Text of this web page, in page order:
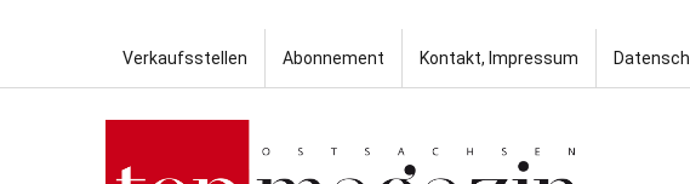
Verkaufsstellen Abonnement Kontakt, Impressum